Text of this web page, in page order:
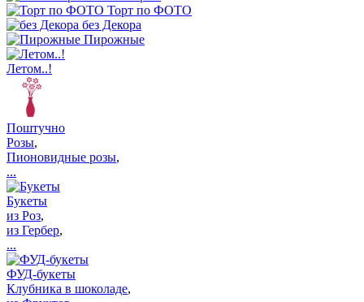
Торт по ФОТО
без Декора
Пирожные
Летом..!
Поштучно
Розы,
Пионовидные розы,
...
Букеты
из Роз,
из Гербер,
...
ФУД-букеты
Клубника в шоколаде,